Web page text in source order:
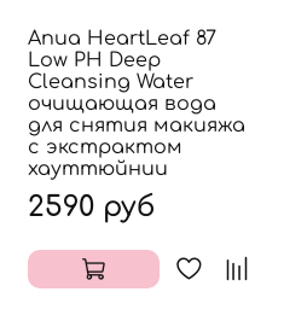
Anua HeartLeaf 87
Low PH Deep
Cleansing Water
очищающая вода
для снятия макияжа
с экстрактом
хауттюйнии
2590 руб